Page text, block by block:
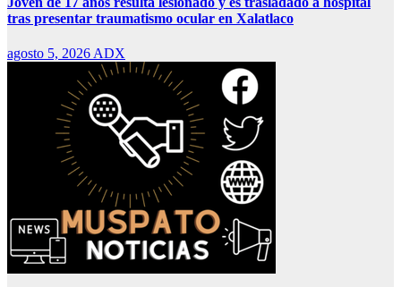
tras presentar traumatismo ocular en Xalatlaco
agosto 5, 2026 ADX